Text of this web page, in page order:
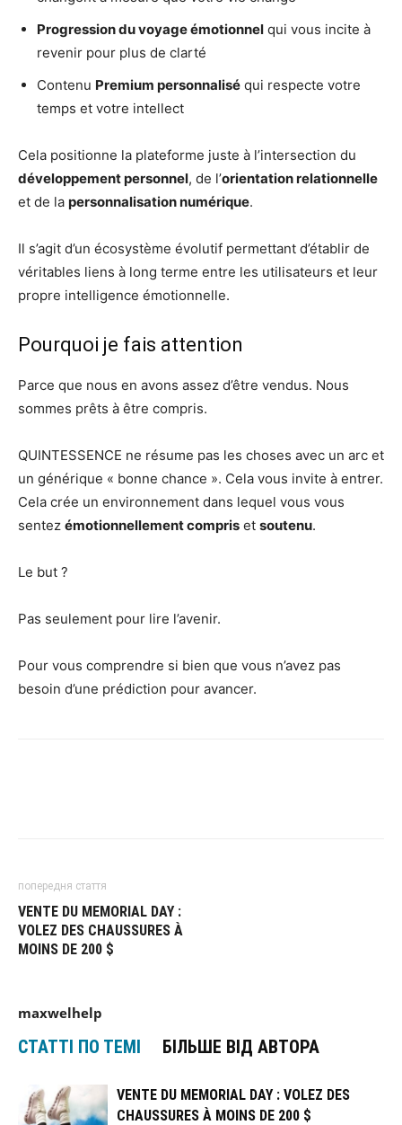
Progression du voyage émotionnel qui vous incite à
revenir pour plus de clarté
Contenu Premium personnalisé qui respecte votre
temps et votre intellect
Cela positionne la plateforme juste à l’intersection du
développement personnel, de l’orientation relationnelle
et de la personnalisation numérique.
Il s’agit d’un écosystème évolutif permettant d’établir de
véritables liens à long terme entre les utilisateurs et leur
propre intelligence émotionnelle.
Pourquoi je fais attention
Parce que nous en avons assez d’être vendus. Nous
sommes prêts à être compris.
QUINTESSENCE ne résume pas les choses avec un arc et
un générique « bonne chance ». Cela vous invite à entrer.
Cela crée un environnement dans lequel vous vous
sentez émotionnellement compris et soutenu.
Le but ?
Pas seulement pour lire l’avenir.
Pour vous comprendre si bien que vous n’avez pas
besoin d’une prédiction pour avancer.
попередня стаття
VENTE DU MEMORIAL DAY :
VOLEZ DES CHAUSSURES À
MOINS DE 200 $
maxwelhelp
СТАТТІ ПО ТЕМІ БІЛЬШЕ ВІД АВТОРА
VENTE DU MEMORIAL DAY : VOLEZ DES
CHAUSSURES À MOINS DE 200 $